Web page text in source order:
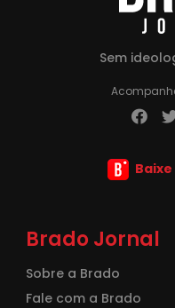
Sem
Brado Jornal
Sobre a Brado
Fale com a Brado